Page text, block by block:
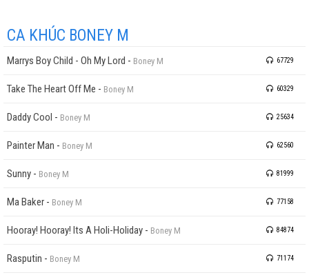
CA KHÚC BONEY M
Marrys Boy Child - Oh My Lord - Boney M 67729
Take The Heart Off Me - Boney M 60329
Daddy Cool - Boney M 25634
Painter Man - Boney M 62560
Sunny - Boney M 81999
Ma Baker - Boney M 77158
Hooray! Hooray! Its A Holi-Holiday - Boney M 84874
Rasputin - Boney M 71174